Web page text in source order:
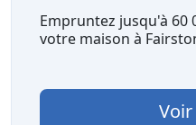
Empruntez jusqu'à 60
votre maison à